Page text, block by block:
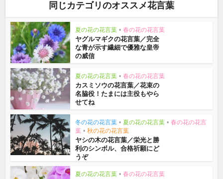
同じカテゴリのオススメ花言葉
夏の花の花言葉 • 春の花の花言葉
ヤグルマギクの花言葉／完全
な青が示す繊細で優雅な皇帝
の威信
夏の花の花言葉 • 春の花の花言葉
カスミソウの花言葉／花束の
名脇役！たまには主役もやら
せてね
冬の花の花言葉 • 夏の花の花言葉 • 春の花の花言
葉 • 秋の花の花言葉
ヤシの木の花言葉／栄光と勝
利のシンボル、合格祈願にど
うぞ
夏の花の花言葉 • 春の花の花言葉